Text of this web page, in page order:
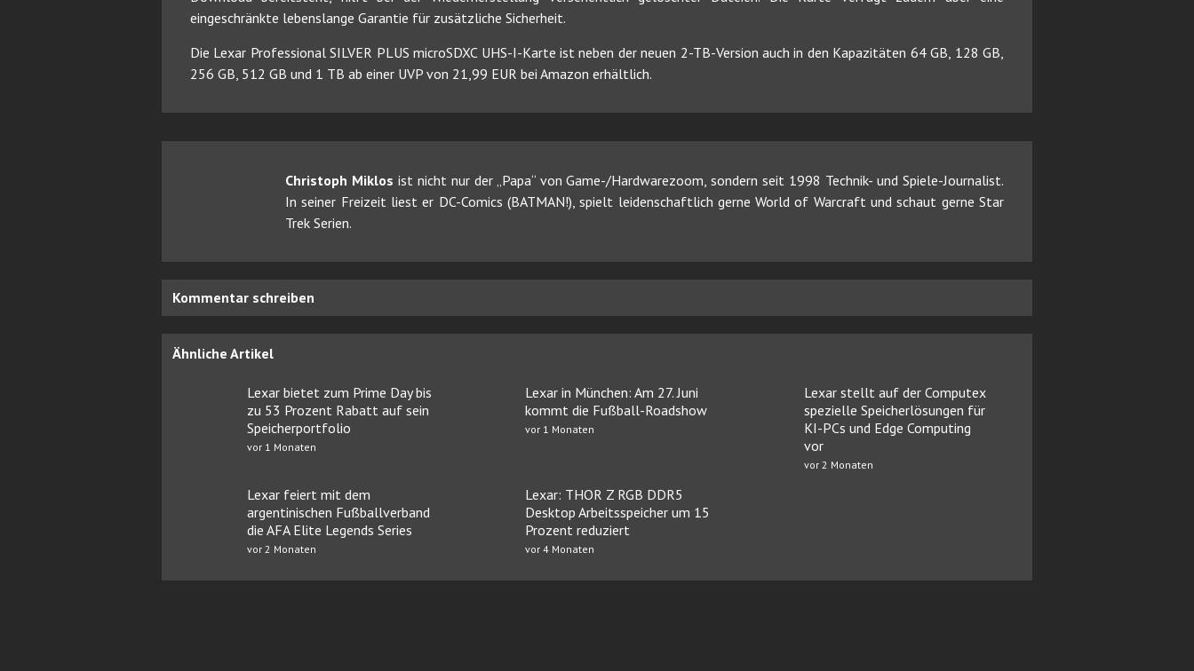
eingeschränkte lebenslange Garantie für zusätzliche Sicherheit.
Die Lexar Professional SILVER PLUS microSDXC UHS-I-Karte ist neben der neuen 2-TB-Version auch in den Kapazitäten 64 GB, 128 GB,
256 GB, 512 GB und 1 TB ab einer UVP von 21,99 EUR bei Amazon erhältlich.
Christoph Miklos ist nicht nur der „Papa“ von Game-/Hardwarezoom, sondern seit 1998 Technik- und Spiele-Journalist.
In seiner Freizeit liest er DC-Comics (BATMAN!), spielt leidenschaftlich gerne World of Warcraft und schaut gerne Star
Trek Serien.
Kommentar schreiben
Ähnliche Artikel
Lexar bietet zum Prime Day bis
zu 53 Prozent Rabatt auf sein
Speicherportfolio
vor 1 Monaten
Lexar in München: Am 27. Juni
kommt die Fußball-Roadshow
vor 1 Monaten
Lexar stellt auf der Computex
spezielle Speicherlösungen für
KI-PCs und Edge Computing
vor
vor 2 Monaten
Lexar feiert mit dem
argentinischen Fußballverband
die AFA Elite Legends Series
vor 2 Monaten
Lexar: THOR Z RGB DDR5
Desktop Arbeitsspeicher um 15
Prozent reduziert
vor 4 Monaten